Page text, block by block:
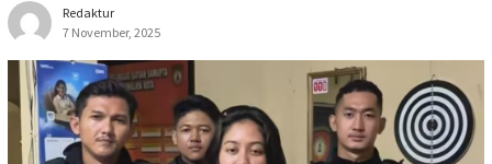
Redaktur
7 November, 2025